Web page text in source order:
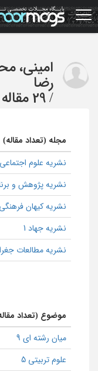
Skip
to
main
امینی،
رضا
/ 29 مقاله
مجله (تعداد مقاله)
نشریه علوم اجتماعی
نشریه پژوهش و
نشریه کیهان فرهنگی 1
نشریه جهاد 1
نشریه مطالعات
موضوع (تعداد
میان رشته ای 9
علوم تربیتی 5